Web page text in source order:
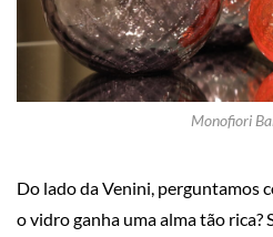
Monofiori
Do lado da Venini, perguntamos
o vidro ganha uma alma tão rica?